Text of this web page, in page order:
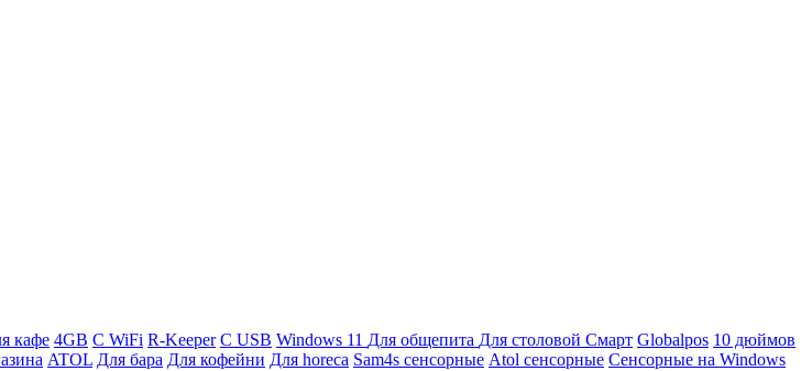
кафе 4GB С WiFi R-Keeper С USB Windows 11 Для общепита Для столовой Смарт Globalpos 10 дюймов
ATOL Для бара Для кофейни Для horeca Sam4s сенсорные Atol сенсорные Сенсорные на Windows